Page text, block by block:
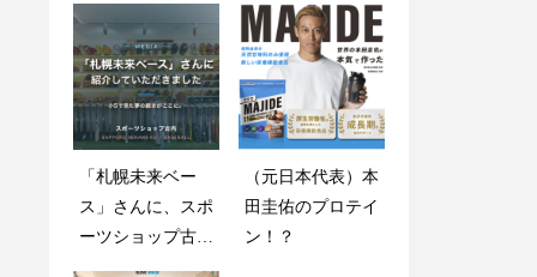
「札幌未来ベー
ス」さんに、スポ
ーツショップ古内
を紹介していただ
（元日本代表）本
田圭佑のプロテイ
ン！？
創業感謝祭2025開
催のお知らせ
木製バットが折れ
ても心配しない
で！